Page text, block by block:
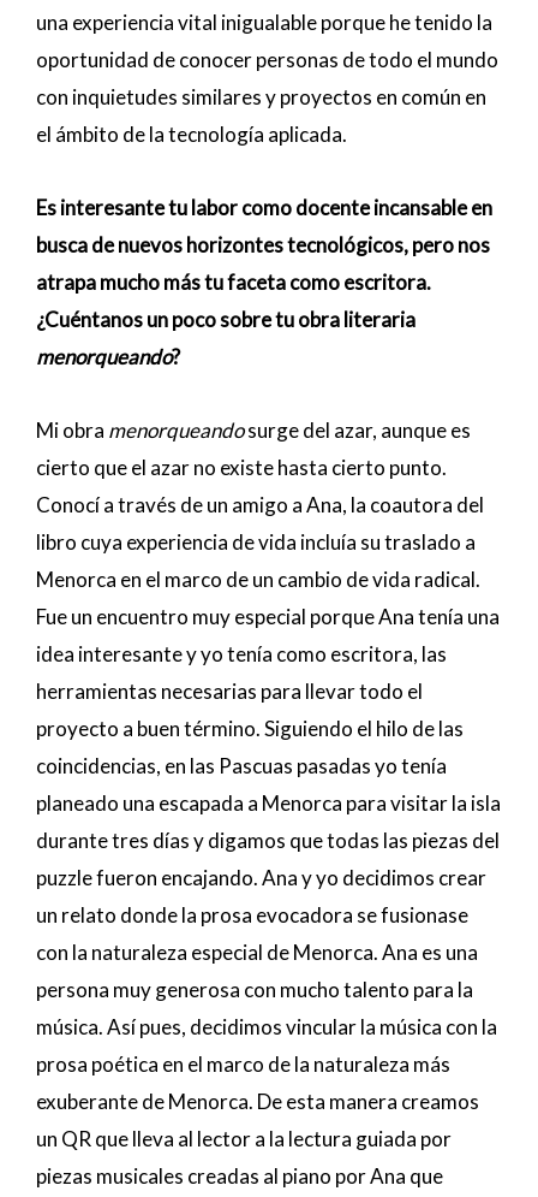
una experiencia vital inigualable porque he tenido la
oportunidad de conocer personas de todo el mundo
con inquietudes similares y proyectos en común en
el ámbito de la tecnología aplicada.
Es interesante tu labor como docente incansable en
busca de nuevos horizontes tecnológicos, pero nos
atrapa mucho más tu faceta como escritora.
¿Cuéntanos un poco sobre tu obra literaria
menorqueando?
Mi obra menorqueandosurge del azar, aunque es
cierto que el azar no existe hasta cierto punto.
Conocí a través de un amigo a Ana, la coautora del
libro cuya experiencia de vida incluía su traslado a
Menorca en el marco de un cambio de vida radical.
Fue un encuentro muy especial porque Ana tenía una
idea interesante y yo tenía como escritora, las
herramientas necesarias para llevar todo el
proyecto a buen término. Siguiendo el hilo de las
coincidencias, en las Pascuas pasadas yo tenía
planeado una escapada a Menorca para visitar la isla
durante tres días y digamos que todas las piezas del
puzzle fueron encajando. Ana y yo decidimos crear
un relato donde la prosa evocadora se fusionase
con la naturaleza especial de Menorca. Ana es una
persona muy generosa con mucho talento para la
música. Así pues, decidimos vincular la música con la
prosa poética en el marco de la naturaleza más
exuberante de Menorca. De esta manera creamos
un QR que lleva al lector a la lectura guiada por
piezas musicales creadas al piano por Ana que